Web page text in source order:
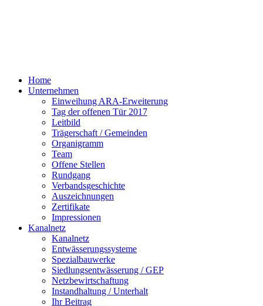
Home
Unternehmen
Einweihung ARA-Erweiterung
Tag der offenen Tür 2017
Leitbild
Trägerschaft / Gemeinden
Organigramm
Team
Offene Stellen
Rundgang
Verbandsgeschichte
Auszeichnungen
Zertifikate
Impressionen
Kanalnetz
Kanalnetz
Entwässerungssysteme
Spezialbauwerke
Siedlungsentwässerung / GEP
Netzbewirtschaftung
Instandhaltung / Unterhalt
Ihr Beitrag